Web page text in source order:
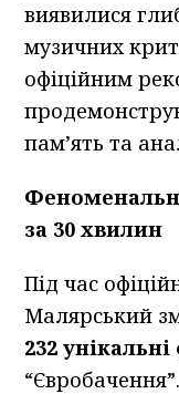
виявилися
музичних
офіційним
пам’ять та
за 30 хвилин
Під час
Малярський
232